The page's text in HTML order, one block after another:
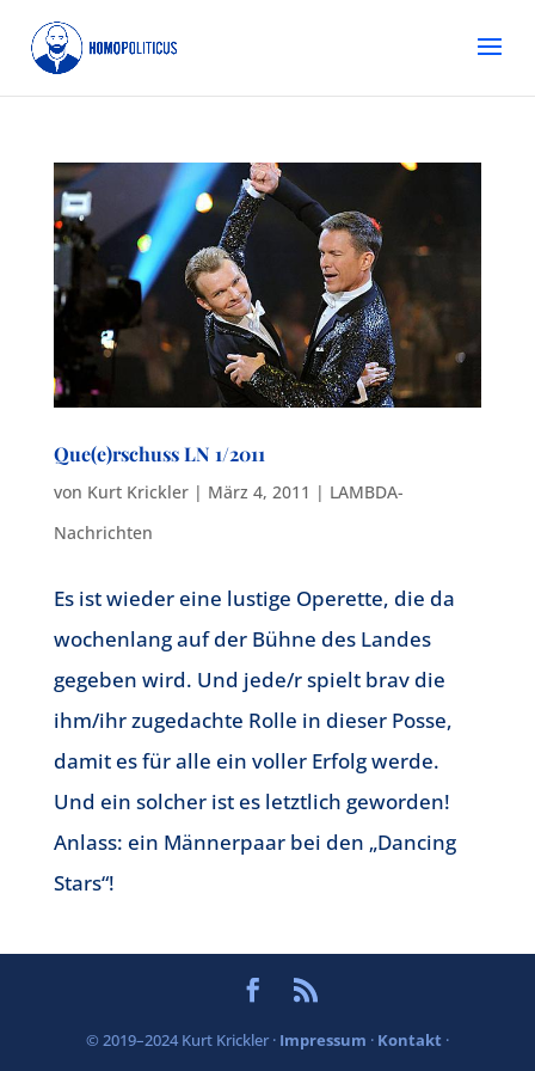
Que(e)rschuss LN 1/2011
von Kurt Krickler| März 4, 2011 | LAMBDA-
Nachrichten
Es ist wieder eine lustige Operette, die da
wochenlang auf der Bühne des Landes
gegeben wird. Und jede/r spielt brav die
ihm/ihr zugedachte Rolle in dieser Posse,
damit es für alle ein voller Erfolg werde.
Und ein solcher ist es letztlich geworden!
Anlass: ein Männerpaar bei den „Dancing
Stars“!
© 2019–2024 Kurt Krickler · Impressum · Kontakt ·